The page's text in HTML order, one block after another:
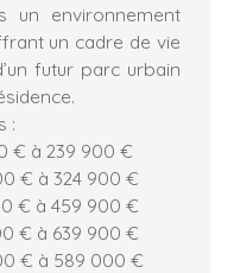
un environnement
un cadre de vie
futur parc urbain
:
€ à 239 900 €
€ à 324 900 €
€ à 459 900 €
€ à 639 900 €
€ à 589 000 €